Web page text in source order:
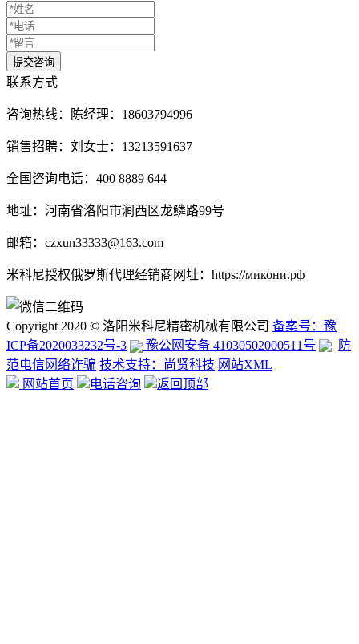
联系方式
咨询热线： 陈经理：18603794996
销售招聘：刘女士：13213591637
全国咨询电话：400 8889 644
地址：河南省洛阳市涧西区龙鳞路99号
邮箱：czxun33333@163.com
米科尼授权俄罗斯代理经销商网址：https://микони.рф
Copyright 2020 © 洛阳米科尼精密机械有限公司 备案号：豫
ICP备2020033232号-3
豫公网安备 41030502000511号
防
范电信网络诈骗 技术支持：尚贤科技 网站XML
网站首页
电话咨询 返回顶部